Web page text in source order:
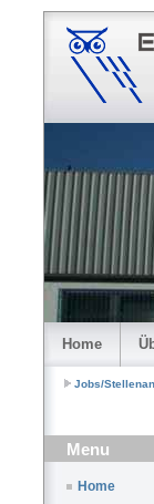
Home
Jobs/
Menu
Home